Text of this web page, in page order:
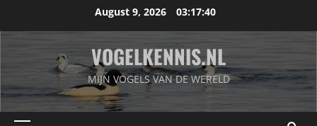
August 9, 2026 03:17:40
VOGELKENNIS.NL
MIJN VOGELS VAN DE WERELD